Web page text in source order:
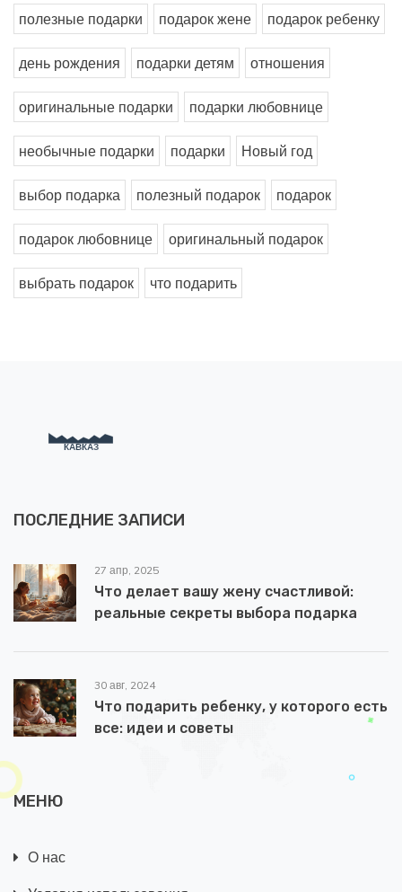
полезные подарки подарок жене подарок ребенку
день рождения подарки детям отношения
оригинальные подарки подарки любовнице
необычные подарки подарки Новый год
выбор подарка полезный подарок подарок
подарок любовнице оригинальный подарок
выбрать подарок что подарить
ПОСЛЕДНИЕ ЗАПИСИ
27 апр, 2025
Что делает вашу жену счастливой:
реальные секреты выбора подарка
30 авг, 2024
Что подарить ребенку, у которого есть
все: идеи и советы
МЕНЮ
О нас